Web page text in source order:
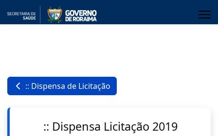
:: Dispensa de Licitação
:: Dispensa Licitação 2019